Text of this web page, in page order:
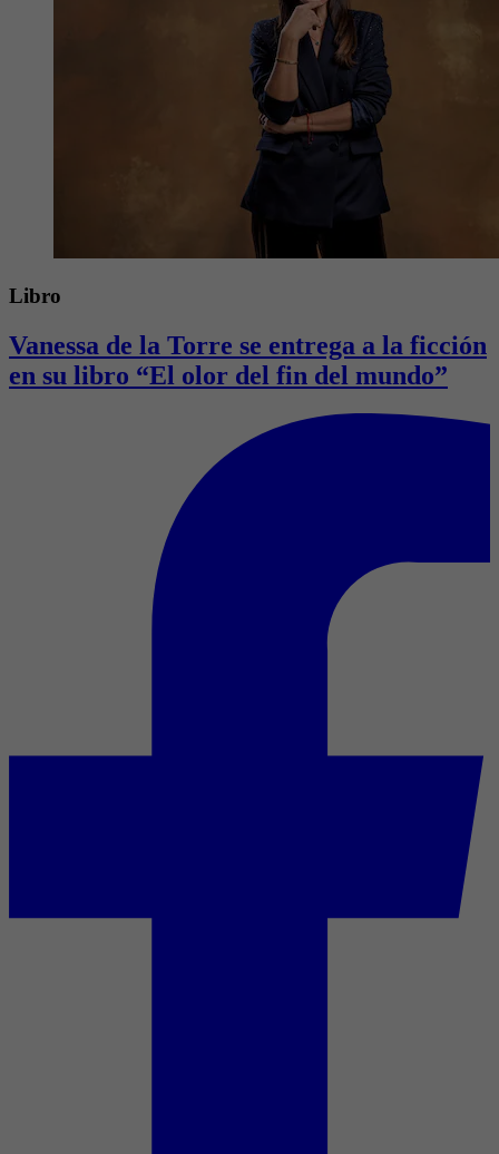
Libro
Vanessa de la Torre se entrega a la ficción
en su libro “El olor del fin del mundo”